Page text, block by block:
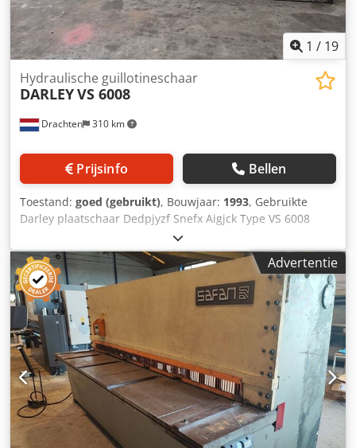
1 / 19
Drachten 310 km
Hydraulische guillotineschaar
DARLEYVS 6008
Prijsinfo Bellen
Toestand: goed (gebruikt), Bouwjaar: 1993, Gebruikte
Darley plaatschaar Dedpjyzf Snefx Aigjck Type VS 6008
Capaciteit 6050 x 8 mm Machine volledig werkend, frame
dient gelast te worden (zie laatste foto)
Advertentie